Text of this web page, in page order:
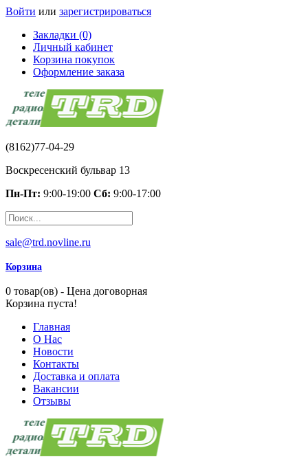
Войти или зарегистрироваться
Закладки (0)
Личный кабинет
Корзина покупок
Оформление заказа
(8162)77-04-29
Воскресенский бульвар 13
Пн-Пт: 9:00-19:00 Сб: 9:00-17:00
sale@trd.novline.ru
Корзина
0 товар(ов) - Цена договорная
Корзина пуста!
Главная
О Нас
Новости
Контакты
Доставка и оплата
Вакансии
Отзывы